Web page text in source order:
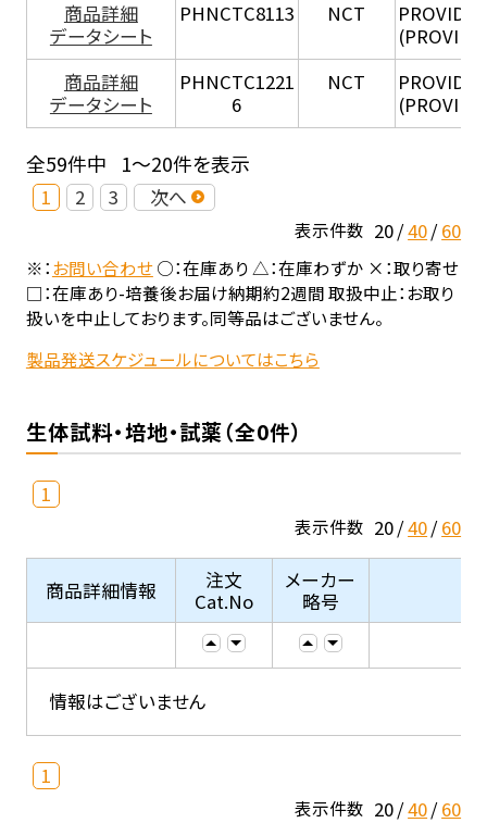
商品詳細
データシート
PHNCTC8113 NCT
商品詳細
データシート
PHNCTC1221
6
NCT
全59件中 1～20件を表示
1 2 3 次へ
表示件数 20 40 60
※：お問い合わせ○：在庫あり △：在庫わずか ×：取り寄せ
□：在庫あり-培養後お届け納期約2週間 取扱中止：お取り
扱いを中止しております。同等品はございません。
製品発送スケジュールについてはこちら
生体試料・培地・試薬（全0件）
1
表示件数 20 40 60
商品詳細情報
注文
Cat.No
メーカー
略号
情報はございません
1
表示件数 20 40 60